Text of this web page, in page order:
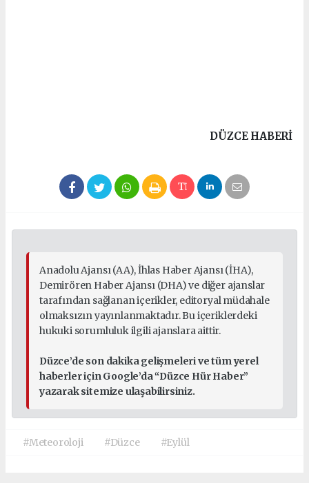
DÜZCE HABERİ
Anadolu Ajansı (AA), İhlas Haber Ajansı (İHA),
Demirören Haber Ajansı (DHA) ve diğer ajanslar
tarafından sağlanan içerikler, editoryal müdahale
olmaksızın yayınlanmaktadır. Bu içeriklerdeki
hukuki sorumluluk ilgili ajanslara aittir.
Düzce’de son dakika gelişmeleri ve tüm yerel
haberler için Google’da “Düzce Hür Haber”
yazarak sitemize ulaşabilirsiniz.
#Meteoroloji #Düzce #Eylül